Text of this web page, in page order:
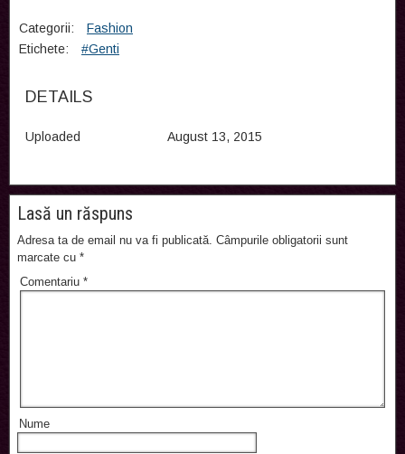
Categorii:
Fashion
Etichete:
#Genti
DETAILS
Uploaded August 13, 2015
Lasă un răspuns
Adresa ta de email nu va fi publicată. Câmpurile obligatorii sunt
marcate cu *
Comentariu *
Nume